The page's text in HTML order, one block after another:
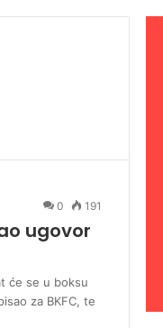
0 191
ugovor
će se u boksu
za BKFC, te